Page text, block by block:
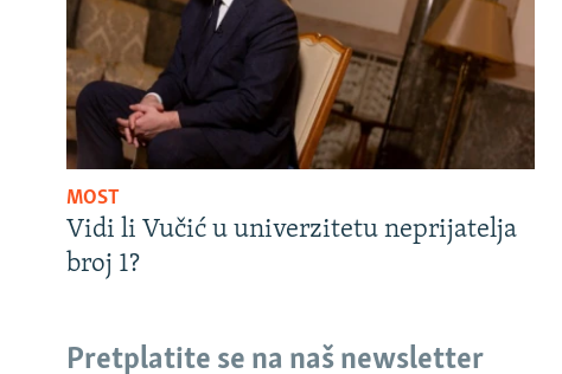
MOST
Vidi li Vučić u univerzitetu neprijatelja
broj 1?
Pretplatite se na naš newsletter